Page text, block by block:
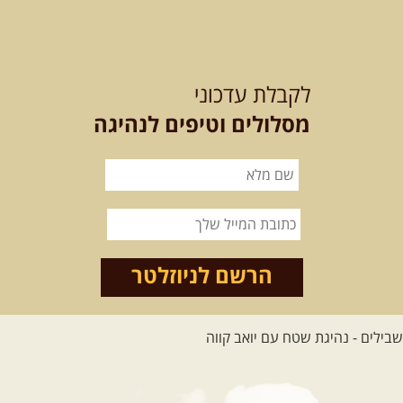
נצא מצומת גולנו למסע שטח מרתק
בגליל. נבקר בקבר יתרו, ...
שישי-שבת-
מלח מים ושמים – טיולילה עם
האם אתם מחפשים חוויה מיוחדת
בטבע? מחפשים חוויה שתעניק לכם ...
לקבלת עדכוני
מסלולים וטיפים לנהיגה
הרשם לניוזלטר